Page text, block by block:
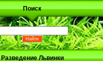
Поиск
Разведение Львинки